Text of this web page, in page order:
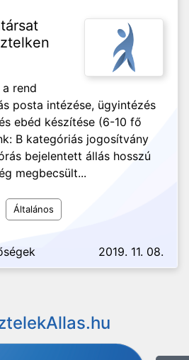
rend
posta intézése, ügyintézés
ebéd készítése (6-10 fő
B kategóriás jogosítvány
bejelentett állás hosszú
megbecsült...
Általános
2019. 11. 08.